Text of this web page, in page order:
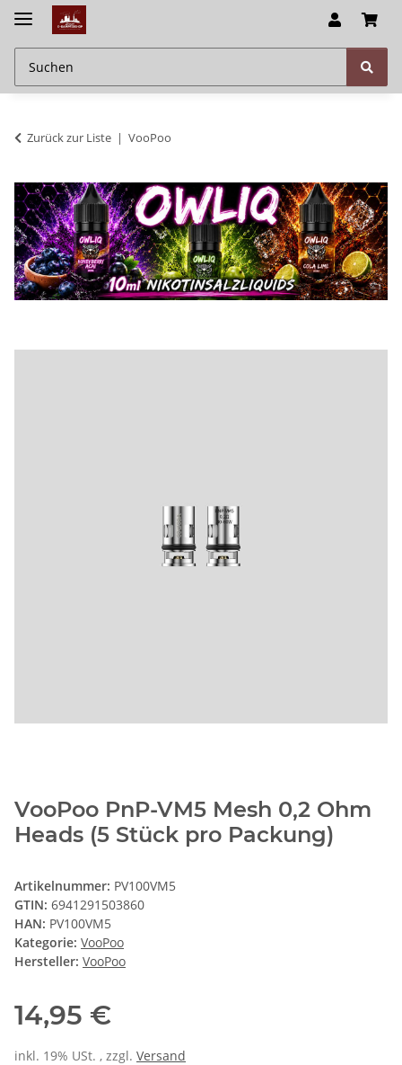
Zurück zur Liste VooPoo
VooPoo PnP-VM5 Mesh 0,2 Ohm
Heads (5 Stück pro Packung)
Artikelnummer: PV100VM5
GTIN: 6941291503860
HAN: PV100VM5
Kategorie: VooPoo
Hersteller: VooPoo
14,95 €
inkl. 19% USt. , zzgl. Versand